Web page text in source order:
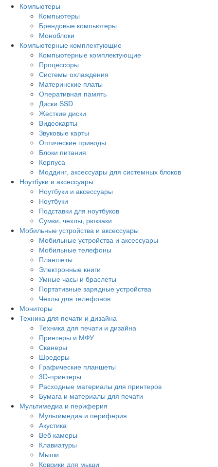
Компьютеры
Компьютеры
Брендовые компьютеры
Моноблоки
Компьютерные комплектующие
Компьютерные комплектующие
Процессоры
Системы охлаждения
Материнские платы
Оперативная память
Диски SSD
Жесткие диски
Видеокарты
Звуковые карты
Оптические приводы
Блоки питания
Корпуса
Моддинг, аксессуары для системных блоков
Ноутбуки и аксессуары
Ноутбуки и аксессуары
Ноутбуки
Подставки для ноутбуков
Сумки, чехлы, рюкзаки
Мобильные устройства и аксессуары
Мобильные устройства и аксессуары
Мобильные телефоны
Планшеты
Электронные книги
Умные часы и браслеты
Портативные зарядные устройства
Чехлы для телефонов
Мониторы
Техника для печати и дизайна
Техника для печати и дизайна
Принтеры и МФУ
Сканеры
Шредеры
Графические планшеты
3D-принтеры
Расходные материалы для принтеров
Бумага и материалы для печати
Мультимедиа и периферия
Мультимедиа и периферия
Акустика
Веб камеры
Клавиатуры
Мыши
Коврики для мыши